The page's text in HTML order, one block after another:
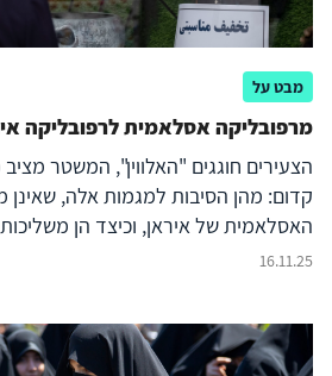
מבט על
מרפובליקה אסלאמית לרפובליקה
הצעירים חוגגים "האלווין", המשטר
קדום: מהן הסיבות למגמות אלה, שאינן
האסלאמית של איראן, וכיצד הן
הרפובליקה האסלאמית?
16.11.25